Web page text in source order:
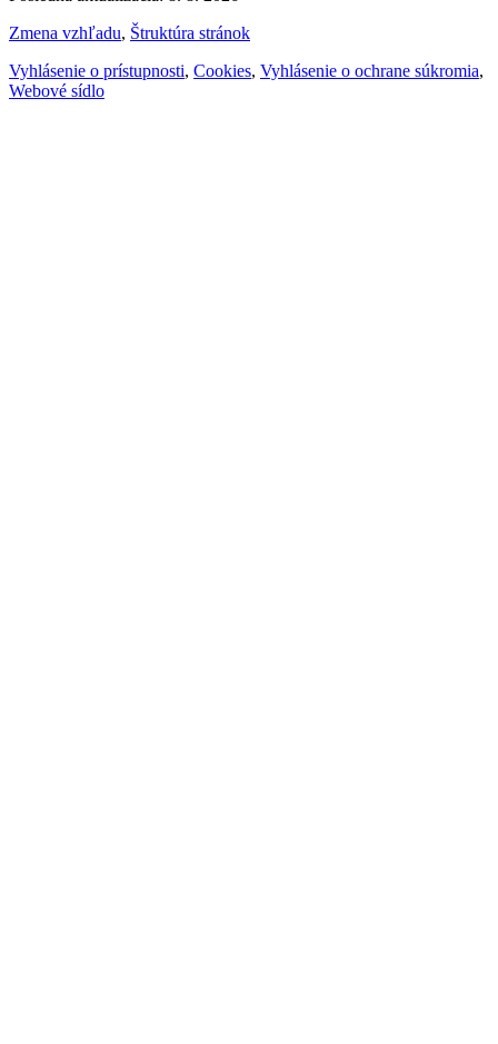
Zmena vzhľadu, Štruktúra stránok
Vyhlásenie o prístupnosti, Cookies, Vyhlásenie o ochrane súkromia,
Webové sídlo